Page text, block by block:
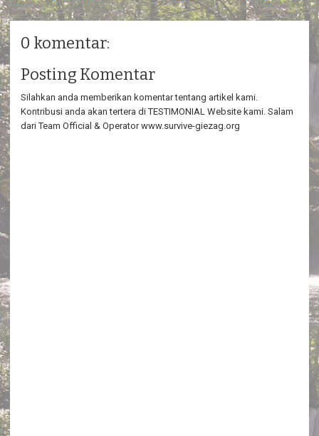
0 komentar:
Posting Komentar
Silahkan anda memberikan komentar tentang artikel kami.
Kontribusi anda akan tertera di TESTIMONIAL Website kami. Salam
dari Team Official & Operator www.survive-giezag.org